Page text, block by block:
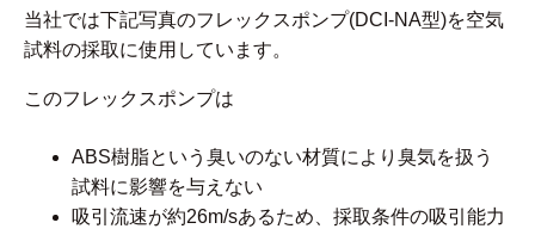
当社では下記写真のフレックスポンプ(DCI-NA型)を空気
試料の採取に使用しています。
このフレックスポンプは
ABS樹脂という臭いのない材質により臭気を扱う
試料に影響を与えない
吸引流速が約26m/sあるため、採取条件の吸引能力